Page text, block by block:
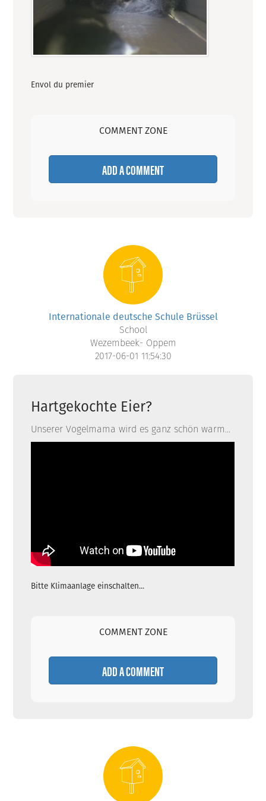
Envol du premier
COMMENT ZONE
ADD A COMMENT
Internationale deutsche Schule Brüssel
School
Wezembeek- Oppem
2017-06-01 11:54:30
Hartgekochte Eier?
Unserer Vogelmama wird es ganz schön warm...
Bitte Klimaanlage einschalten...
COMMENT ZONE
ADD A COMMENT